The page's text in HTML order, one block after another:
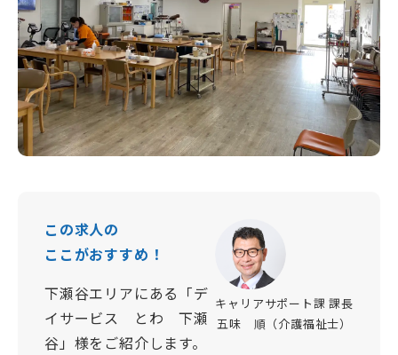
この求人の
ここがおすすめ！
下瀬谷エリアにある「デ
イサービス とわ 下瀬
谷」様をご紹介します。
キャリアサポート課 課長
五味 順（介護福祉士）